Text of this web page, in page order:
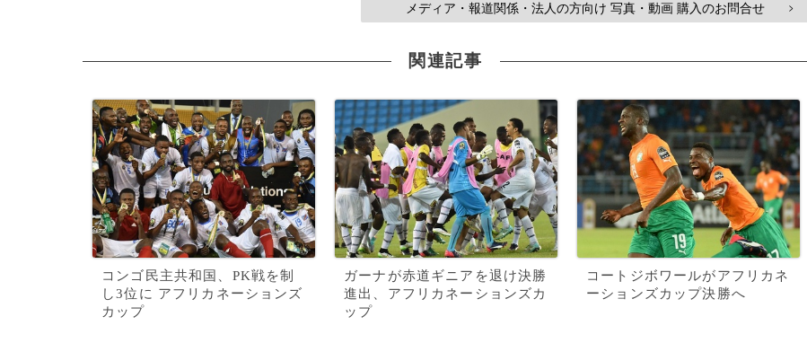
メディア・報道関係・法人の方向け 写真・動画 購入のお問合せ >
関連記事
コンゴ民主共和国、PK戦を制
し3位に アフリカネーションズ
カップ
ガーナが赤道ギニアを退け決勝
進出、アフリカネーションズカ
ップ
コートジボワールがアフリカネ
ーションズカップ決勝へ